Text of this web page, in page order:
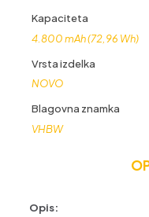
Kapaciteta
4.800 mAh (72,96 Wh)
Vrsta izdelka
NOVO
Blagovna znamka
VHBW
Opis: